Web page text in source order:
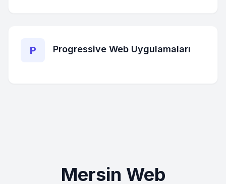
P Progressive Web Uygulamaları
Mersin Web